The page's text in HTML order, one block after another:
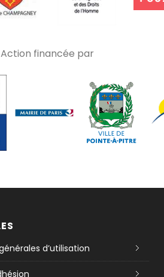
Action financée par
d’utilisation